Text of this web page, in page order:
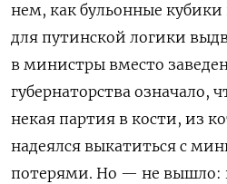
нем, как бульонные
для путинской логики
в министры вместо
губернаторства означало,
некая партия в кости, из
надеялся выкатиться с
потерями. Но — не вышло: